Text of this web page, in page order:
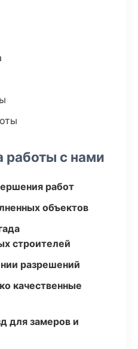
с нами
работ
объектов
строителей
разрешений
качественные
для замеров и